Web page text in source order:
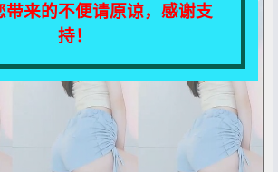
带来的不便请原谅，感谢支
持！